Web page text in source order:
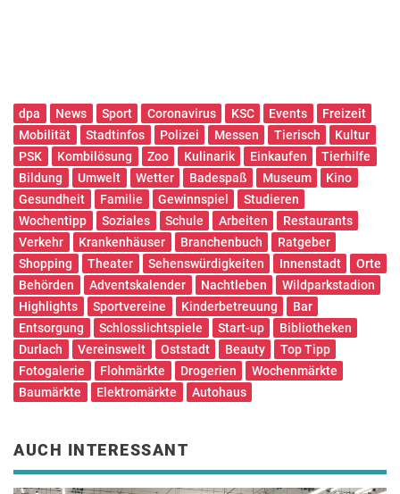
dpa News Sport Coronavirus KSC Events
Freizeit
Mobilität
Stadtinfos Polizei Messen Tierisch
Kultur
PSK
Kombilösung Zoo Kulinarik Einkaufen
Tierhilfe
Bildung
Umwelt Wetter Badespaß Museum
Kino
Gesundheit
Familie Gewinnspiel
Studieren
Wochentipp
Soziales Schule Arbeiten
Restaurants
Verkehr
Krankenhäuser Branchenbuch
Ratgeber
Shopping
Theater Sehenswürdigkeiten Innenstadt
Orte
Behörden
Adventskalender Nachtleben
Wildparkstadion
Highlights
Sportvereine Kinderbetreuung
Bar
Entsorgung
Schlosslichtspiele Start-up
Bibliotheken
Durlach
Vereinswelt Oststadt Beauty
Top Tipp
Fotogalerie
Flohmärkte Drogerien
Wochenmärkte
Baumärkte
Elektromärkte Autohaus
AUCH INTERESSANT